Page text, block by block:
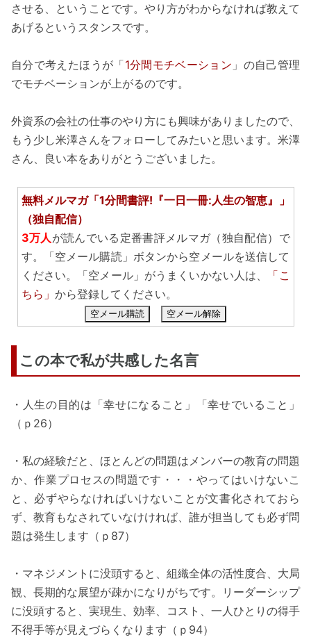
させる、ということです。やり方がわからなければ教えて
あげるというスタンスです。
自分で考えたほうが「1分間モチベーション 」の自己管理
でモチベーションが上がるのです。
外資系の会社の仕事のやり方にも興味がありましたので、
もう少し米澤さんをフォローしてみたいと思います。米澤
さん、良い本をありがとうございました。
無料メルマガ「1分間書評!『一日一冊:人生の智恵』」
（独自配信）
3万人 が読んでいる定番書評メルマガ（独自配信）で
す。「空メール購読」ボタンから空メールを送信して
ください。「空メール」がうまくいかない人は、
「こ
ちら」 から登録してください。
空メール購読 空メール解除
この本で私が共感した名言
・人生の目的は「幸せになること」「幸せでいること」
（ｐ26）
・私の経験だと、ほとんどの問題はメンバーの教育の問題
か、作業プロセスの問題です・・・やってはいけないこ
と、必ずやらなければいけないことが文書化されておら
ず、教育もなされていなけければ、誰が担当しても必ず問
題は発生します（ｐ87）
・マネジメントに没頭すると、組織全体の活性度合、大局
観、長期的な展望が疎かになりがちです。リーダーシップ
に没頭すると、実現生、効率、コスト、一人ひとりの得手
不得手等が見えづらくなります（ｐ94）